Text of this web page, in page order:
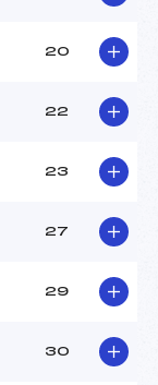
20
22
23
27
29
30